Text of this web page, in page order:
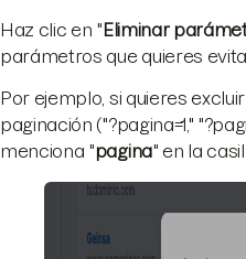
Haz clic en " Eliminar
parámetros que quieres
Por ejemplo, si quieres
paginación ("?pagina=1,"
menciona "pagina" en la